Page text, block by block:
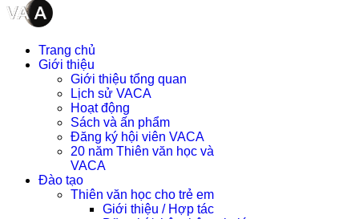
Trang chủ
Giới thiệu
Giới thiệu tổng quan
Lịch sử VACA
Hoạt động
Sách và ấn phẩm
Đăng ký hội viên VACA
20 năm Thiên văn học và
VACA
Đào tạo
Thiên văn học cho trẻ em
Giới thiệu / Hợp tác